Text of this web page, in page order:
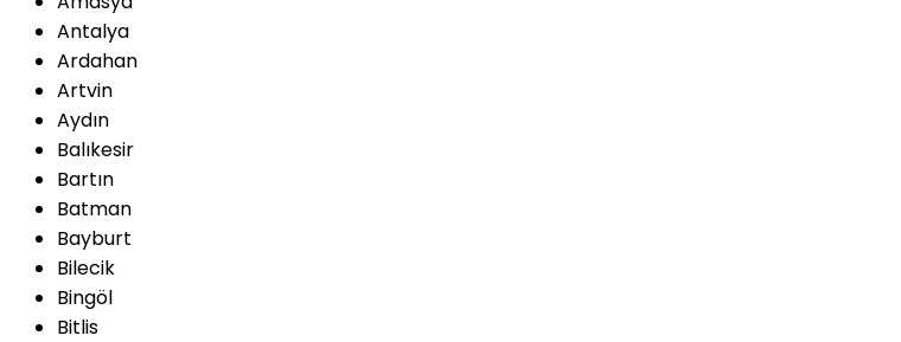
Antalya
Ardahan
Artvin
Aydın
Balıkesir
Bartın
Batman
Bayburt
Bilecik
Bingöl
Bitlis